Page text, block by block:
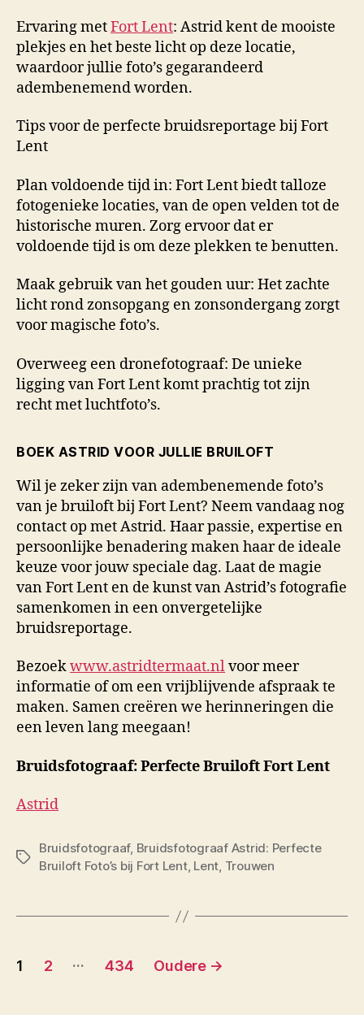
Ervaring metFort Lent: Astrid kent de mooiste
plekjes en het beste licht op deze locatie,
waardoor jullie foto’s gegarandeerd
adembenemend worden.
Tips voor de perfecte bruidsreportage bij Fort
Lent
Plan voldoende tijd in: Fort Lent biedt talloze
fotogenieke locaties, van de open velden tot de
historische muren. Zorg ervoor dat er
voldoende tijd is om deze plekken te benutten.
Maak gebruik van het gouden uur: Het zachte
licht rond zonsopgang en zonsondergang zorgt
voor magische foto’s.
Overweeg een dronefotograaf: De unieke
ligging van Fort Lent komt prachtig tot zijn
recht met luchtfoto’s.
BOEK ASTRID VOOR JULLIE BRUILOFT
Wil je zeker zijn van adembenemende foto’s
van je bruiloft bij Fort Lent? Neem vandaag nog
contact op met Astrid. Haar passie, expertise en
persoonlijke benadering maken haar de ideale
keuze voor jouw speciale dag. Laat de magie
van Fort Lent en de kunst van Astrid’s fotografie
samenkomen in een onvergetelijke
bruidsreportage.
Bezoekwww.astridtermaat.nlvoor meer
informatie of om een vrijblijvende afspraak te
maken. Samen creëren we herinneringen die
een leven lang meegaan!
Bruidsfotograaf: Perfecte Bruiloft Fort Lent
Astrid
Tags
Bruidsfotograaf, Bruidsfotograaf Astrid: Perfecte
Bruiloft Foto’s bij Fort Lent, Lent, Trouwen
Berichten
1 2 … 434 Oudere →